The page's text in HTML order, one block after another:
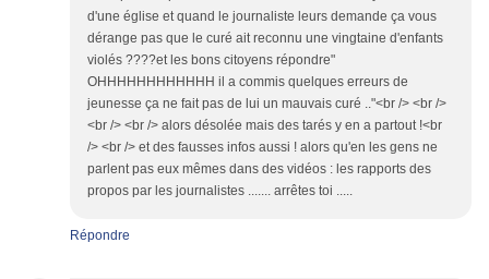
d'une église et quand le journaliste leurs demande ça vous
dérange pas que le curé ait reconnu une vingtaine d'enfants
violés ????et les bons citoyens répondre"
OHHHHHHHHHHHH il a commis quelques erreurs de
jeunesse ça ne fait pas de lui un mauvais curé .."<br /> <br />
<br /> <br /> alors désolée mais des tarés y en a partout !<br
/> <br /> et des fausses infos aussi ! alors qu'en les gens ne
parlent pas eux mêmes dans des vidéos : les rapports des
propos par les journalistes ....... arrêtes toi .....
Répondre